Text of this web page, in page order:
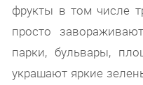
фрукты в том числе
просто
парки, бульвары,
украшают яркие